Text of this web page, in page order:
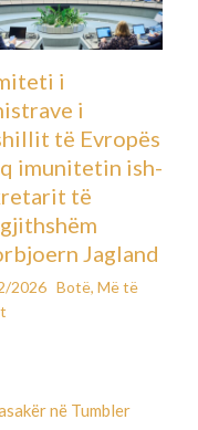
i
i
të Evropës
imunitetin ish-
të
Jagland
2026 Botë, Më të